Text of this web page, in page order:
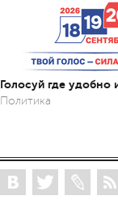
Голосуй где удобно
Политика